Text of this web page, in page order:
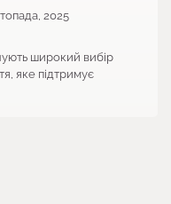
2025
широкий вибір
яке підтримує